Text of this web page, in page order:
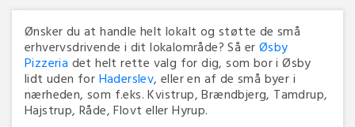
Ønsker du at handle helt lokalt og støtte de små
erhvervsdrivende i dit lokalområde? Så er Øsby
Pizzeria det helt rette valg for dig, som bor i Øsby
lidt uden for Haderslev, eller en af de små byer i
nærheden, som f.eks. Kvistrup, Brændbjerg, Tamdrup,
Hajstrup, Råde, Flovt eller Hyrup.